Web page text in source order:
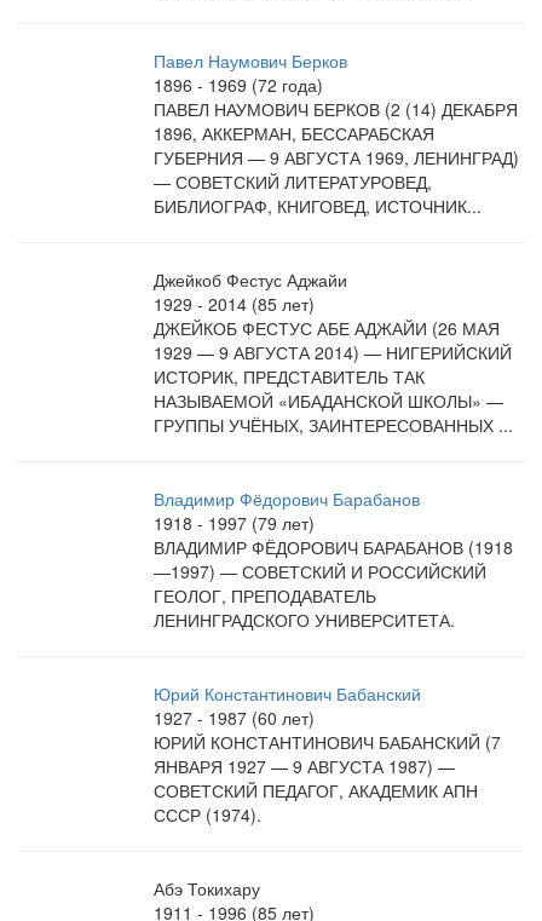
Павел Наумович Берков
1896 - 1969 (72 года)
ПАВЕЛ НАУМОВИЧ БЕРКОВ (2 (14) ДЕКАБРЯ
1896, АККЕРМАН, БЕССАРАБСКАЯ
ГУБЕРНИЯ — 9 АВГУСТА 1969, ЛЕНИНГРАД)
— СОВЕТСКИЙ ЛИТЕРАТУРОВЕД,
БИБЛИОГРАФ, КНИГОВЕД, ИСТОЧНИК...
Джейкоб Фестус Аджайи
1929 - 2014 (85 лет)
ДЖЕЙКОБ ФЕСТУС АБЕ АДЖАЙИ (26 МАЯ
1929 — 9 АВГУСТА 2014) — НИГЕРИЙСКИЙ
ИСТОРИК, ПРЕДСТАВИТЕЛЬ ТАК
НАЗЫВАЕМОЙ «ИБАДАНСКОЙ ШКОЛЫ» —
ГРУППЫ УЧЁНЫХ, ЗАИНТЕРЕСОВАННЫХ ...
Владимир Фёдорович Барабанов
1918 - 1997 (79 лет)
ВЛАДИМИР ФЁДОРОВИЧ БАРАБАНОВ (1918
—1997) — СОВЕТСКИЙ И РОССИЙСКИЙ
ГЕОЛОГ, ПРЕПОДАВАТЕЛЬ
ЛЕНИНГРАДСКОГО УНИВЕРСИТЕТА.
Юрий Константинович Бабанский
1927 - 1987 (60 лет)
ЮРИЙ КОНСТАНТИНОВИЧ БАБАНСКИЙ (7
ЯНВАРЯ 1927 — 9 АВГУСТА 1987) —
СОВЕТСКИЙ ПЕДАГОГ, АКАДЕМИК АПН
СССР (1974).
Абэ Токихару
1911 - 1996 (85 лет)